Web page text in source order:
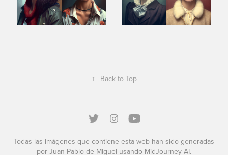
↑ Back to Top
Todas las imágenes que contiene esta web han sido generadas
por Juan Pablo de Miguel usando MidJourney AI.